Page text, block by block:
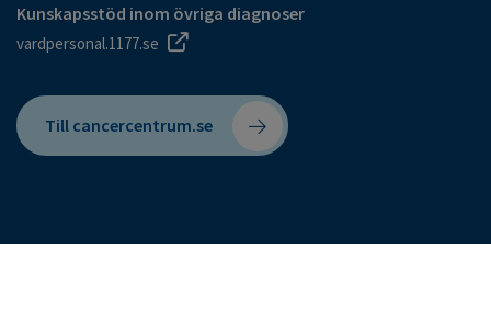
Kunskapsstöd inom övriga diagnoser
vardpersonal.1177.se
Till cancercentrum.se